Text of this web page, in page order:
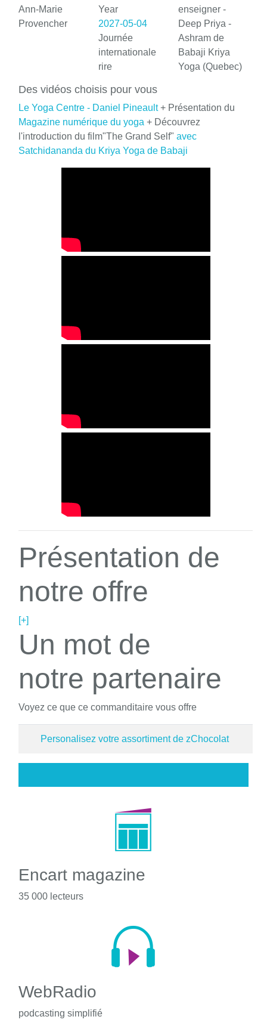
Ann-Marie
Provencher
Year
2027-05-04
Journée
internationale
rire
enseigner -
Deep Priya -
Ashram de
Babaji Kriya
Yoga (Quebec)
Des vidéos choisis pour vous
Le Yoga Centre - Daniel Pineault+ Présentation du
Magazine numérique du yoga + Découvrez
l'introduction du film"The Grand Self" avec
Satchidananda du Kriya Yoga de Babaji
Présentation de
notre offre
[+]
Un mot de
notre partenaire
Voyez ce que ce commanditaire vous offre
Personalisez votre assortiment de zChocolat
Encart magazine
35 000 lecteurs
WebRadio
podcasting simplifié